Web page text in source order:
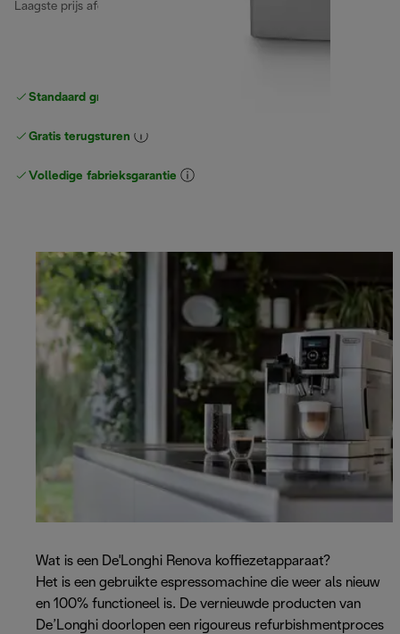
Laagste prijs afgelopen 30 dagen
Standaard gratis verzending
Gratis terugsturen
Volledige fabrieksgarantie
Wat is een De'Longhi Renova koffiezetapparaat?
Het is een gebruikte espressomachine die weer als nieuw
en 100% functioneel is. De vernieuwde producten van
De’Longhi doorlopen een rigoureus refurbishmentproces